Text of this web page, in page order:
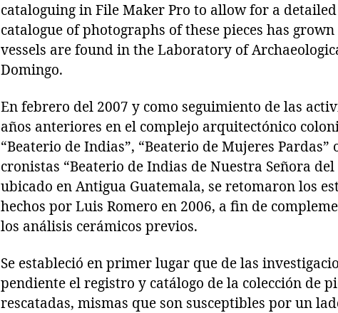
cataloguing in File Maker Pro to allow for a
catalogue of photographs of these pieces has
vessels are found in the Laboratory of
Domingo.
En febrero del 2007 y como seguimiento de las
años anteriores en el complejo arquitectónico
“Beaterio de Indias”, “Beaterio de Mujeres
cronistas “Beaterio de Indias de Nuestra Señora
ubicado en Antigua Guatemala, se retomaron los
hechos por Luis Romero en 2006, a fin de
los análisis cerámicos previos.
Se estableció en primer lugar que de las
pendiente el registro y catálogo de la colección de
rescatadas, mismas que son susceptibles por un